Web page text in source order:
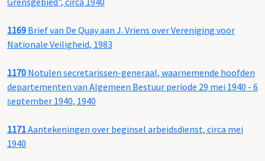
1169 Brief van De Quay aan J. Vriens over Vereniging voor
Nationale Veiligheid, 1983
1170 Notulen secretarissen-generaal, waarnemende hoofden
departementen van Algemeen Bestuur periode 29 mei 1940 - 6
september 1940, 1940
1171Aantekeningen over beginsel arbeidsdienst, circa mei
1940